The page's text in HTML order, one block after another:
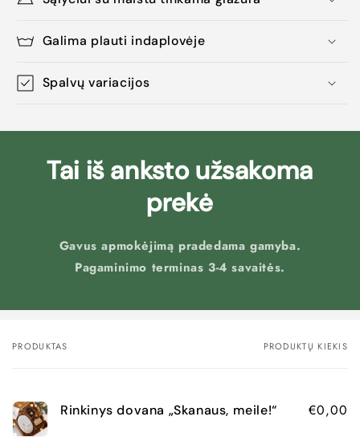
Galima plauti indaplovėje
Spalvų variacijos
Tai iš anksto užsakoma
prekė
Gavus apmokėjimą pradedama gamyba.
Pagaminimo terminas 3-4 savaitės.
Jūsų
PRODUKTAS PRODUKTŲ KIEKIS
Rinkinys dovana „Skanaus, meile!“ €0,00